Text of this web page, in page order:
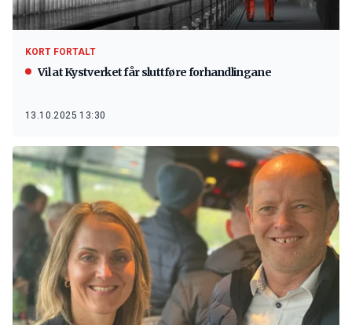
KORT FORTALT
Vil at Kystverket får sluttføre forhandlingane
13.10.2025 13:30